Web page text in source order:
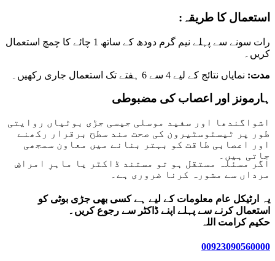
استعمال کا طریقہ:
رات سونے سے پہلے نیم گرم دودھ کے ساتھ 1 چائے کا چمچ استعمال
کریں۔
مدت: نمایاں نتائج کے لیے 4 سے 6 ہفتے تک استعمال جاری رکھیں۔
ہارمونز اور اعصاب کی مضبوطی
اشواگندھا اور سفید موسلی جیسی جڑی بوٹیاں روایتی
طور پر ٹیسٹوسٹیرون کی صحت مند سطح برقرار رکھنے
اور اعصابی طاقت کو بہتر بنانے میں معاون سمجھی
جاتی ہیں۔
اگر مسئلہ مستقل ہو تو مستند ڈاکٹر یا ماہرِ امراضِ
مرداں سے مشورہ کرنا ضروری ہے۔
یہ ارٹیکل عام معلومات کے لیے ہے کسی بھی جڑی بوٹی کو
استعمال کرنے سے پہلے اپنے ڈاکٹر سے رجوع کریں۔
حکیم کرامت اللہ
00923090560000